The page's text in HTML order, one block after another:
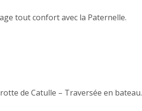
tout confort avec la Paternelle.
de Catulle – Traversée en bateau.